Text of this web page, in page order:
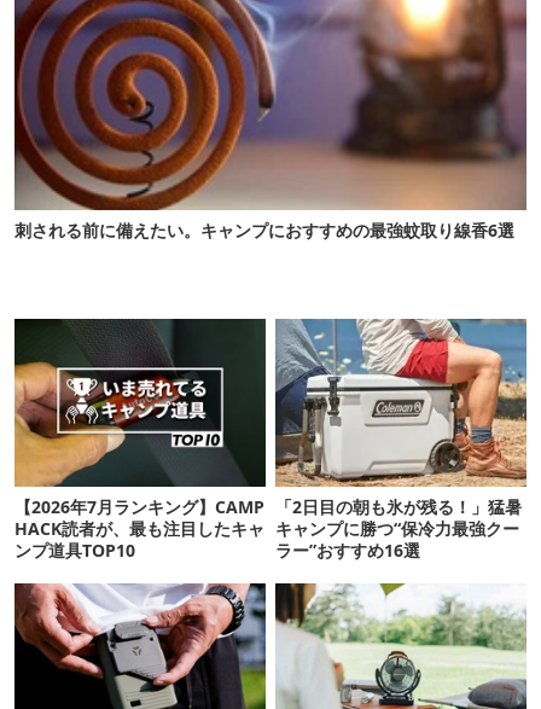
刺される前に備えたい。キャンプにおすすめの最強蚊取り線香6選
【2026年7月ランキング】CAMP
HACK読者が、最も注目したキャ
ンプ道具TOP10
「2日目の朝も氷が残る！」猛暑
キャンプに勝つ“保冷力最強クー
ラー”おすすめ16選